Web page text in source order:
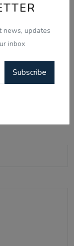
news, updates
inbox
Subscribe